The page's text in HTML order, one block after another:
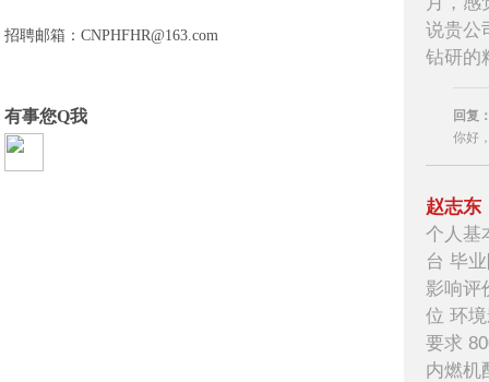
招聘邮箱： CNPHFHR@163.com
有事您Q我
说贵公
钻研的
回复
你好
赵志东
个人基
台 毕
影响评
位 环
要求
内燃机